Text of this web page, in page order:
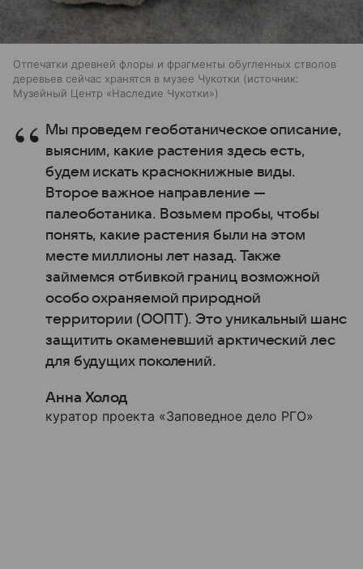
Отпечатки древней флоры и фрагменты обугленных стволов
деревьев сейчас хранятся в музее Чукотки
источник:
Музейный Центр «Наследие Чукотки»
Мы проведем геоботаническое описание,
выясним, какие растения здесь есть,
будем искать краснокнижные виды.
Второе важное направление —
палеоботаника. Возьмем пробы, чтобы
понять, какие растения были на этом
месте миллионы лет назад. Также
займемся отбивкой границ возможной
особо охраняемой природной
территории (ООПТ). Это уникальный шанс
защитить окаменевший арктический лес
для будущих поколений.
Анна Холод
куратор проекта «Заповедное дело РГО»